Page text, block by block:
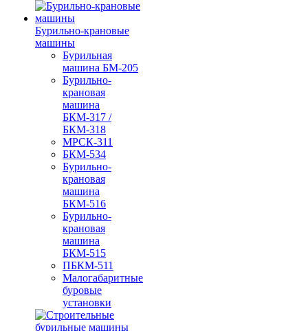
Бурильно-крановые
машины
Бурильная
машина БМ-205
Бурильно-
крановая
машина
БКМ-317 /
БКМ-318
МРСК-311
БКМ-534
Бурильно-
крановая
машина
БКМ-516
Бурильно-
крановая
машина
БКМ-515
ПБКМ-511
Малогабаритные
буровые
установки